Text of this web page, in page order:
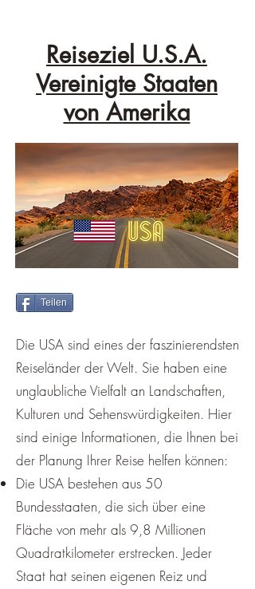
Reiseziel U.S.A.
Vereinigte Staaten
von Amerika
Teilen
Die USA sind eines der faszinierendsten
Reiseländer der Welt. Sie haben eine
unglaubliche Vielfalt an Landschaften,
Kulturen und Sehenswürdigkeiten. Hier
sind einige Informationen, die Ihnen bei
der Planung Ihrer Reise helfen können:
Die USA bestehen aus 50
Bundesstaaten, die sich über eine
Fläche von mehr als 9,8 Millionen
Quadratkilometer erstrecken. Jeder
Staat hat seinen eigenen Reiz und